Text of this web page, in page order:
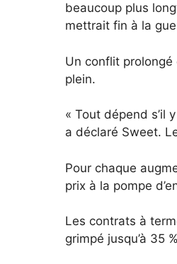
beaucoup plus
mettrait fin à la
Un conflit
plein.
« Tout dépend s’il
a déclaré Sweet.
Pour chaque
prix à la pompe
Les contrats à
grimpé jusqu’à 35